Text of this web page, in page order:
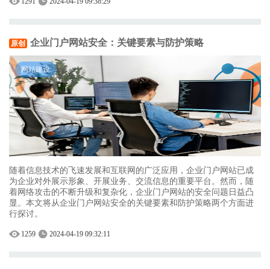
原创 企业门户网站安全：关键要素与防护策略
网站建设
随着信息技术的飞速发展和互联网的广泛应用，企业门户网站已成
为企业对外展示形象、开展业务、交流信息的重要平台。然而，随
着网络攻击的不断升级和复杂化，企业门户网站的安全问题日益凸
显。本文将从企业门户网站安全的关键要素和防护策略两个方面进
行探讨。
1259 2024-04-19 09:32:11